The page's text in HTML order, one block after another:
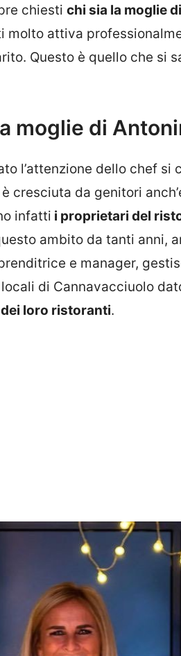
chiesti chi sia la moglie
molto attiva
Questo è quello che si
moglie di
l’attenzione dello chef si
cresciuta da genitori
infatti i proprietari del
ambito da tanti anni,
e manager,
di Cannavacciuolo
loro ristoranti.